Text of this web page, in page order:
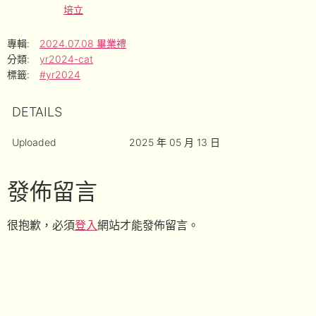
培立
專輯:
2024.07.08 畢業禮
分類:
yr2024-cat
標籤:
#yr2024
DETAILS
Uploaded 2025 年 05 月 13 日
發佈留言
很抱歉，必須登入網站才能發佈留言。